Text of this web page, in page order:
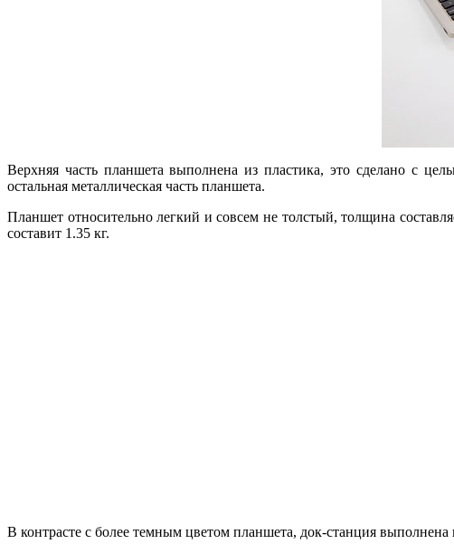
Верхняя часть планшета выполнена из пластика, это сделано с
остальная металлическая часть планшета.
Планшет относительно легкий и совсем не толстый, толщина
составит 1.35 кг.
В контрасте с более темным цветом планшета, док-станция